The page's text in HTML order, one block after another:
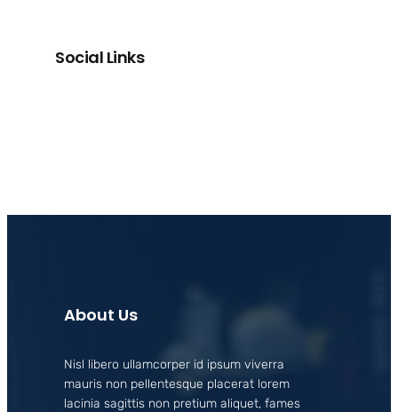
Social Links
About Us
Nisl libero ullamcorper id ipsum viverra
mauris non pellentesque placerat lorem
lacinia sagittis non pretium aliquet, fames